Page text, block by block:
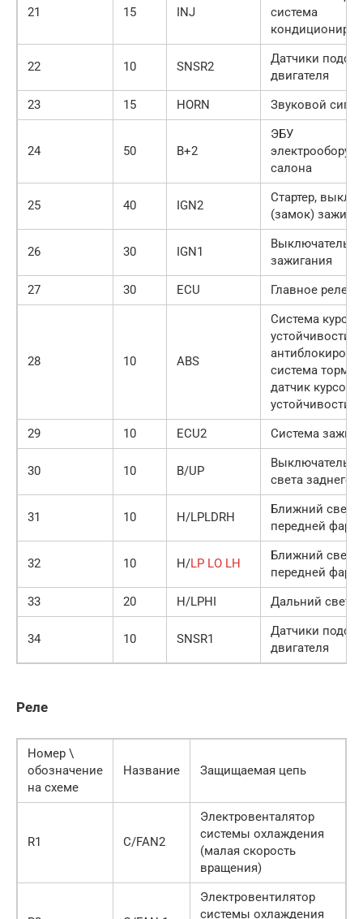
21 15 INJ
система
22 10 SNSR2
Датчики
двигателя
23
15 HORN Звуковой
24 50 B+2
ЭБУ
салона
25 40 IGN2
Стартер,
(замок)
26 30 IGN1
Выключатель
зажигания
27
30 ECU Главное реле
28 10 ABS
Система
устойчивости
система
датчик
устойчивости
29
10 ECU2 Система
30 10 B/UP
Выключатель
света заднего
31 10 H/LPLDRH
Ближний свет
передней фары
32 10 H/LP LO LH
Ближний свет
передней фары
33
20 H/LPHI Дальний свет
34 10 SNSR1
Датчики
двигателя
Реле
Номер \
обозначение
на схеме
Название Защищаемая цепь
R1 C/FAN2
Электровенталятор
системы охлаждения
(малая скорость
вращения)
Электровентилятор
системы охлаждения